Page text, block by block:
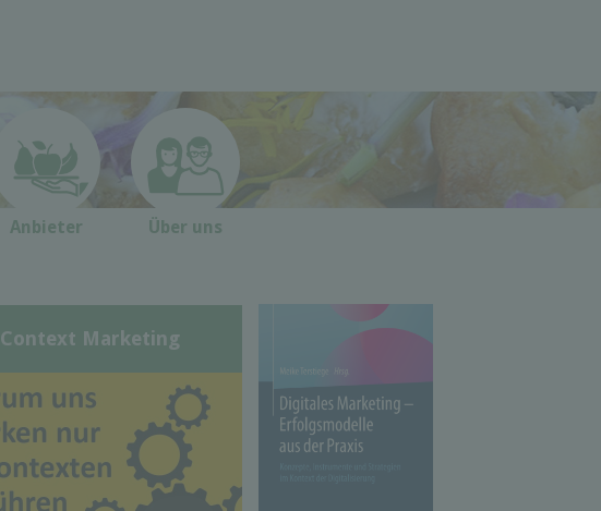
Anbieter Über uns
Context Marketing